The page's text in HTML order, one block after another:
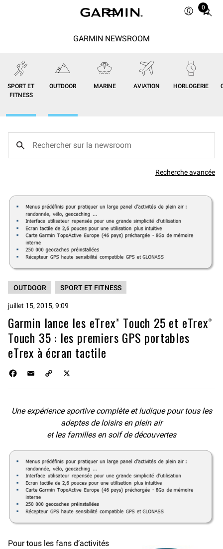
0
Total
GARMIN NEWSROOM
SPORT ET
FITNESS
OUTDOOR MARINE AVIATION HORLOGERIE
Recherche avancée
OUTDOOR SPORT ET FITNESS
juillet 15, 2015, 9:09
Garmin lance les eTrex® Touch 25 et eTrex®
Touch 35 : les premiers GPS portables
eTrex à écran tactile
b
l
L
n
Une expérience sportive complète et ludique pour tous les
adeptes de loisirs en plein air
et les familles en soif de découvertes
Pour tous les fans d’activités